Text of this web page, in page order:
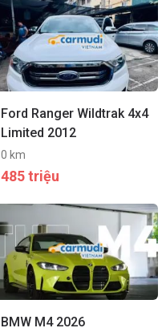
Ford Ranger Wildtrak 4x4
Limited 2012
0 km
485 triệu
BMW M4 2026